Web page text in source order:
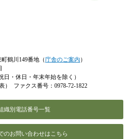
鶴川149番地（庁舎のご案内 ）
日・休日・年末年始を除く）
）
ファクス番号：0978-72-1822
織別電話番号一覧
のお問い合わせはこちら